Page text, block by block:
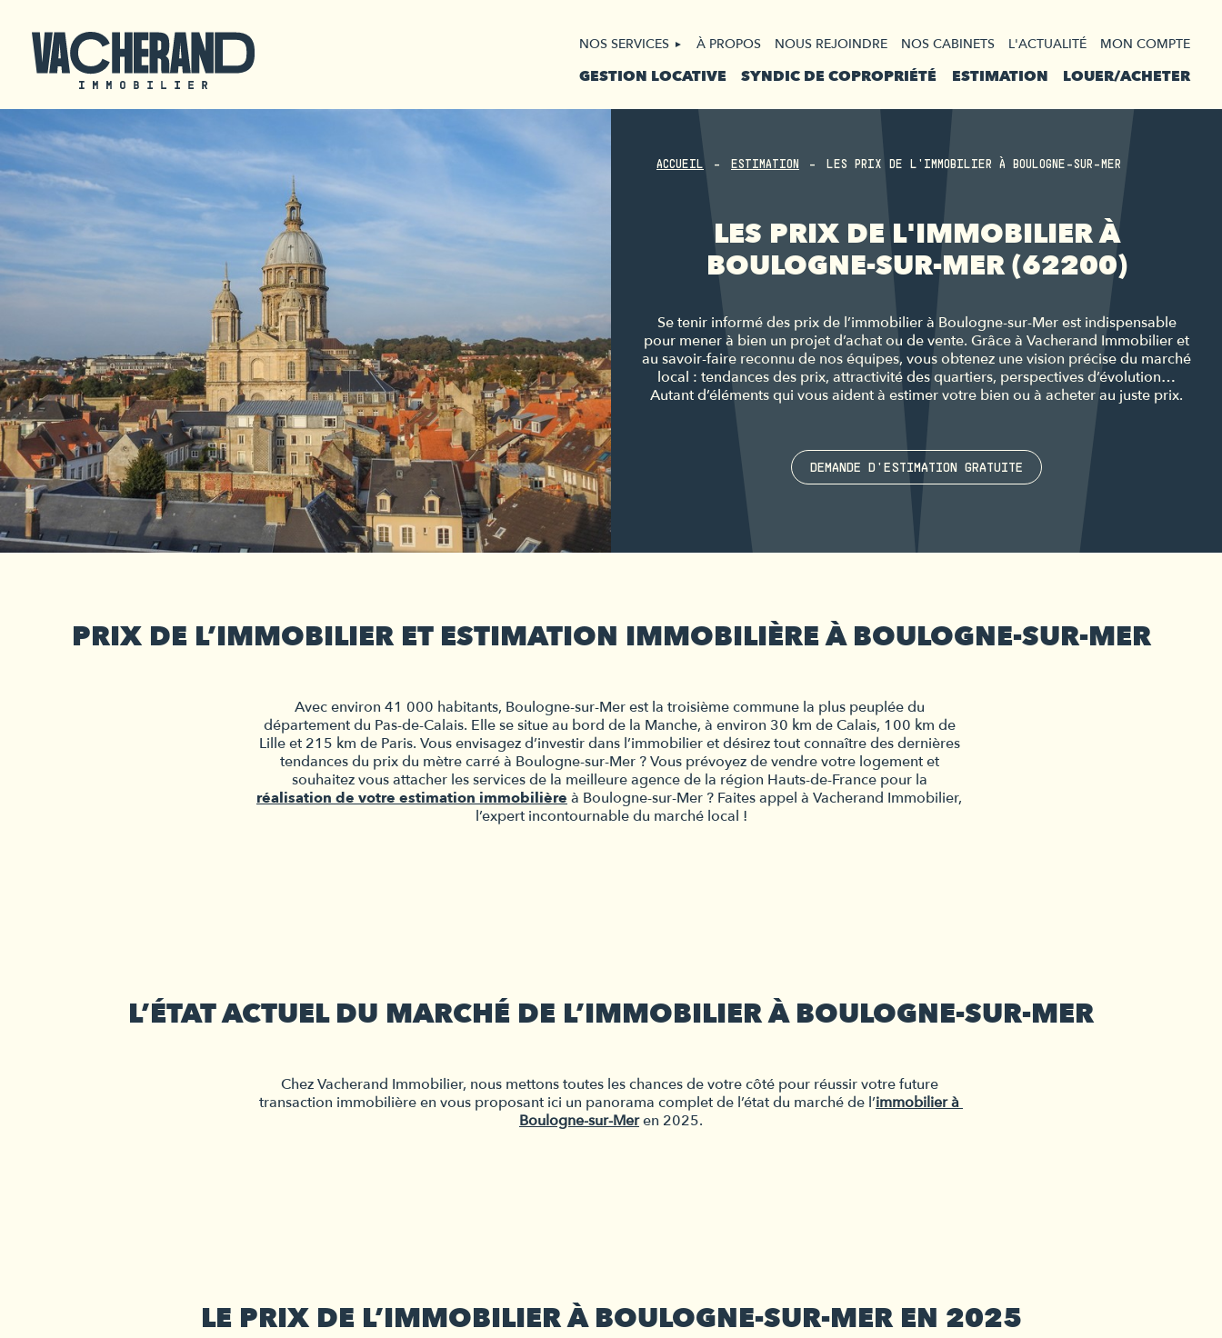
NOS SERVICES À PROPOS NOUS REJOINDRE NOS CABINETS L'ACTUALITÉ MON COMPTE
GESTION LOCATIVE SYNDIC DE COPROPRIÉTÉ ESTIMATION LOUER/ACHETER
ACCUEIL ESTIMATION LES PRIX DE L'IMMOBILIER À BOULOGNE-SUR-MER
LES PRIX DE L'IMMOBILIER À
BOULOGNE-SUR-MER (62200)
Se tenir informé des prix de l’immobilier à Boulogne-sur-Mer est indispensable
pour mener à bien un projet d’achat ou de vente. Grâce à Vacherand Immobilier et
au savoir-faire reconnu de nos équipes, vous obtenez une vision précise du marché
local : tendances des prix, attractivité des quartiers, perspectives d’évolution…
Autant d’éléments qui vous aident à estimer votre bien ou à acheter au juste prix.
DEMANDE D'ESTIMATION GRATUITE
PRIX DE L’IMMOBILIER ET ESTIMATION IMMOBILIÈRE À BOULOGNE-SUR-MER
Avec environ 41 000 habitants, Boulogne-sur-Mer est la troisième commune la plus peuplée du
département du Pas-de-Calais. Elle se situe au bord de la Manche, à environ 30 km de Calais, 100 km de
Lille et 215 km de Paris. Vous envisagez d’investir dans l’immobilier et désirez tout connaître des dernières
tendances du prix du mètre carré à Boulogne-sur-Mer ? Vous prévoyez de vendre votre logement et
réalisation de votre estimation immobilière à Boulogne-sur-Mer ? Faites appel à Vacherand Immobilier,
l’expert incontournable du marché local !
L’ÉTAT ACTUEL DU MARCHÉ DE L’IMMOBILIER À BOULOGNE-SUR-MER
Chez Vacherand Immobilier, nous mettons toutes les chances de votre côté pour réussir votre future
transaction immobilière en vous proposant ici un panorama complet de l’état du marché de l’immobilier à
Boulogne-sur-Mer en 2025.
LE PRIX DE L’IMMOBILIER À BOULOGNE-SUR-MER EN 2025